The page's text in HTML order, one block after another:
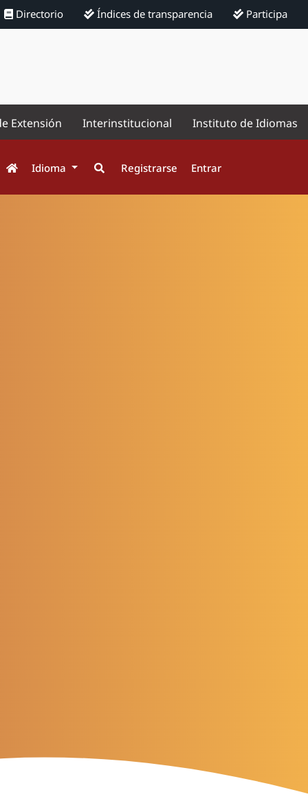
Directorio Índices de transparencia Participa
Extensión Interinstitucional Instituto de Idiomas
Idioma Registrarse Entrar